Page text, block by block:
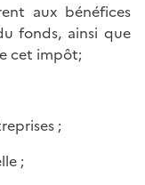
aux bénéfices
fonds, ainsi que
cet impôt;
;
;